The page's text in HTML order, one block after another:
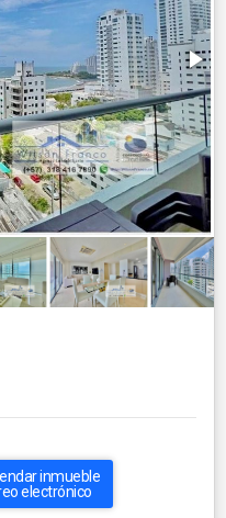
inmueble
electrónico